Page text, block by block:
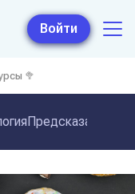
Войти
🥦